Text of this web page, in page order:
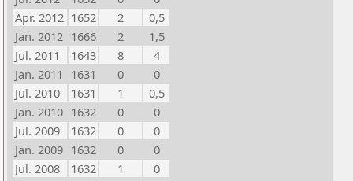
Apr. 2012 1652 2
0,5
Jan. 2012 1666 2
1,5
Jul. 2011
1643 8
4
Jan. 2011
1631 0
0
Jul. 2010
1631 1
0,5
Jan. 2010 1632 0
0
Jul. 2009
1632 0
0
Jan. 2009 1632 0
0
Jul. 2008
1632 1
0